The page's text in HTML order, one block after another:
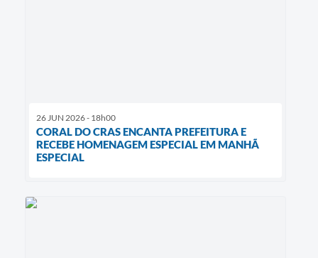
26 JUN 2026 - 18h00
CORAL DO CRAS ENCANTA PREFEITURA E
RECEBE HOMENAGEM ESPECIAL EM MANHÃ
ESPECIAL